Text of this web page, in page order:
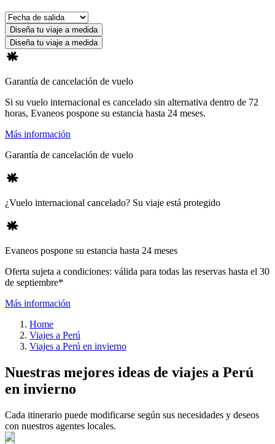
Diseña tu viaje a medida
Diseña tu viaje a medida
Garantía de cancelación de vuelo
Si su vuelo internacional es cancelado sin alternativa dentro de 72
horas, Evaneos pospone su estancia hasta 24 meses.
Más información
Garantía de cancelación de vuelo
¿Vuelo internacional cancelado? Su viaje está protegido
Evaneos pospone su estancia hasta 24 meses
Oferta sujeta a condiciones: válida para todas las reservas hasta el 30
de septiembre*
Más información
Home
Viajes a Perú
Viajes a Perú en invierno
Nuestras mejores ideas de viajes a Perú
en invierno
Cada itinerario puede modificarse según sus necesidades y deseos
con nuestros agentes locales.